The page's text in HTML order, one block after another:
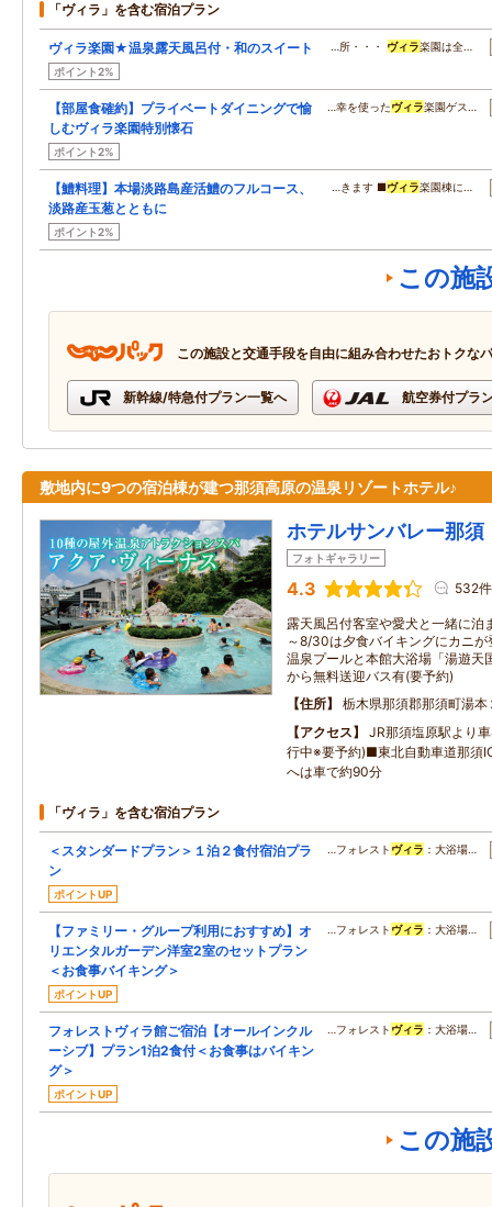
「ヴィラ」を含む宿泊プラン
ヴィラ楽園★温泉露天風呂付・和のスイート
ポイント2%
…所・・・ ヴィラ楽園は全…
【部屋食確約】プライベートダイニングで愉
しむヴィラ楽園特別懐石
ポイント2%
…幸を使ったヴィラ楽園ゲス…
【鱧料理】本場淡路島産活鱧のフルコース、
淡路産玉葱とともに
ポイント2%
…きます ■ヴィラ楽園棟に…
この施
この施設と交通手段を自由に組み合わせたおトクな
新幹線/特急付プラン一覧へ 航空券付プラ
敷地内に9つの宿泊棟が建つ那須高原の温泉リゾートホテル♪
ホテルサンバレー那須
フォトギャラリー
4.3 532件
露天風呂付客室や愛犬と一緒に泊
～8/30は夕食バイキングにカニ
温泉プールと本館大浴場「湯遊
から無料送迎バス有(要予約)
住所
栃木県那須郡那須町湯本
アクセス
JR那須塩原駅より
行中※要予約)■東北自動車道那須
へは車で約90分
「ヴィラ」を含む宿泊プラン
＜スタンダードプラン＞１泊２食付宿泊プラ
ン
ポイントUP
…フォレスト ヴィラ ：大浴場…
【ファミリー・グループ利用におすすめ】オ
リエンタルガーデン洋室2室のセットプラン
＜お食事バイキング＞
ポイントUP
…フォレスト ヴィラ ：大浴場…
フォレストヴィラ館ご宿泊【オールインクル
ーシブ】プラン1泊2食付＜お食事はバイキン
グ＞
ポイントUP
…フォレスト ヴィラ ：大浴場…
この施